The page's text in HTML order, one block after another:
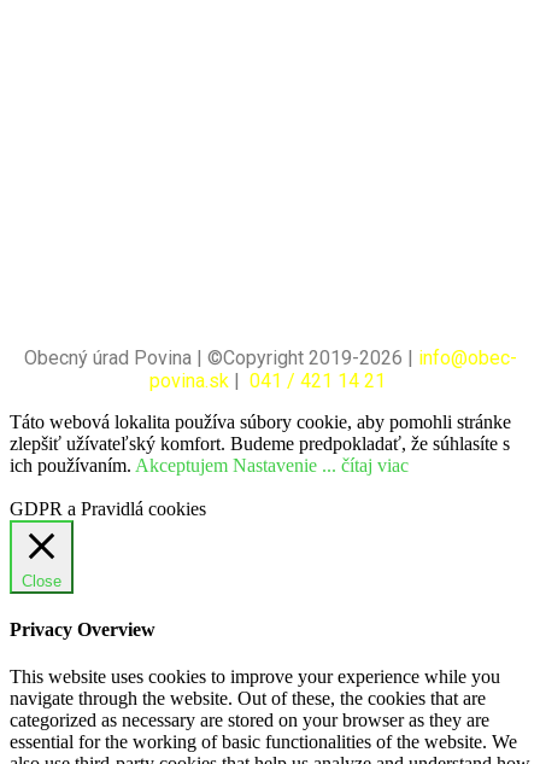
Obecný úrad Povina | ©Copyright 2019-2026 | info@obec-
povina.sk | 041 / 421 14 21
Táto webová lokalita používa súbory cookie, aby pomohli stránke
zlepšiť užívateľský komfort. Budeme predpokladať, že súhlasíte s
ich používaním. Akceptujem Nastavenie ... čítaj viac
GDPR a Pravidlá cookies
Close
Privacy Overview
This website uses cookies to improve your experience while you
navigate through the website. Out of these, the cookies that are
categorized as necessary are stored on your browser as they are
essential for the working of basic functionalities of the website. We